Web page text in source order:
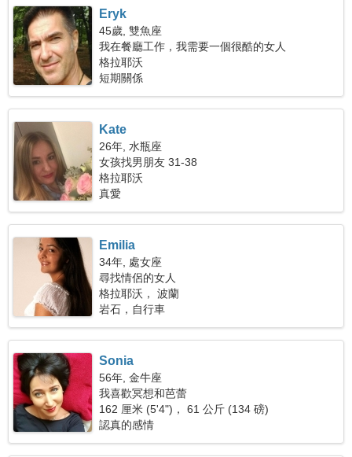
Eryk
45歲, 雙魚座
我在餐廳工作，我需要一個很酷的女人
格拉耶沃
短期關係
Kate
26年, 水瓶座
女孩找男朋友 31-38
格拉耶沃
真愛
Emilia
34年, 處女座
尋找情侶的女人
格拉耶沃， 波蘭
岩石，自行車
Sonia
56年, 金牛座
我喜歡冥想和芭蕾
162 厘米 (5'4")， 61 公斤 (134 磅)
認真的感情